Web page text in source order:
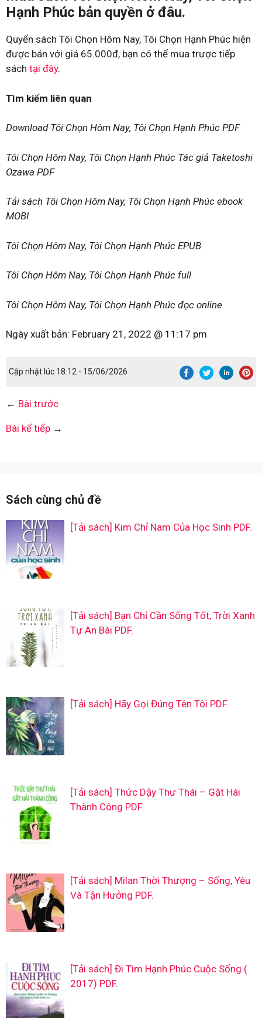
Hạnh Phúc bản quyền ở đâu.
Quyển sách Tôi Chọn Hôm Nay, Tôi Chọn Hạnh Phúc hiện
được bán với giá 65.000đ, bạn có thể mua trược tiếp
sách tại đây.
Tìm kiếm liên quan
Download Tôi Chọn Hôm Nay, Tôi Chọn Hạnh Phúc PDF
Tôi Chọn Hôm Nay, Tôi Chọn Hạnh Phúc Tác giả Taketoshi
Ozawa PDF
Tải sách Tôi Chọn Hôm Nay, Tôi Chọn Hạnh Phúc ebook
MOBI
Tôi Chọn Hôm Nay, Tôi Chọn Hạnh Phúc EPUB
Tôi Chọn Hôm Nay, Tôi Chọn Hạnh Phúc full
Tôi Chọn Hôm Nay, Tôi Chọn Hạnh Phúc đọc online
Ngày xuất bản: February 21, 2022 @ 11:17 pm
Cập nhật lúc 18:12 - 15/06/2026
← Bài trước
Bài kế tiếp →
Sách cùng chủ đề
[Tải sách] Kim Chỉ Nam Của Học Sinh PDF.
[Tải sách] Bạn Chỉ Cần Sống Tốt, Trời Xanh
Tự An Bài PDF.
[Tải sách] Hãy Gọi Đúng Tên Tôi PDF.
[Tải sách] Thức Dậy Thư Thái – Gặt Hái
Thành Công PDF.
[Tải sách] Milan Thời Thượng – Sống, Yêu
Và Tận Hưởng PDF.
[Tải sách] Đi Tìm Hạnh Phúc Cuộc Sống (
2017) PDF.